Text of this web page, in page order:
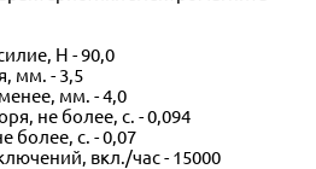
Н - 90,0
мм. - 3,5
мм. - 4,0
не более, с. - 0,094
более, с. - 0,07
вкл./час - 15000